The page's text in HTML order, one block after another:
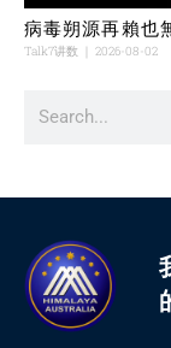
病毒朔源再賴也
Talk7讲数 2026-08-02